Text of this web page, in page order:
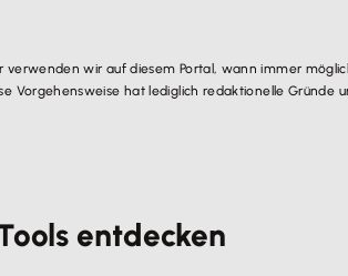
wir auf diesem Portal, wann immer
Vorgehensweise hat lediglich redaktionelle Gründe
entdecken